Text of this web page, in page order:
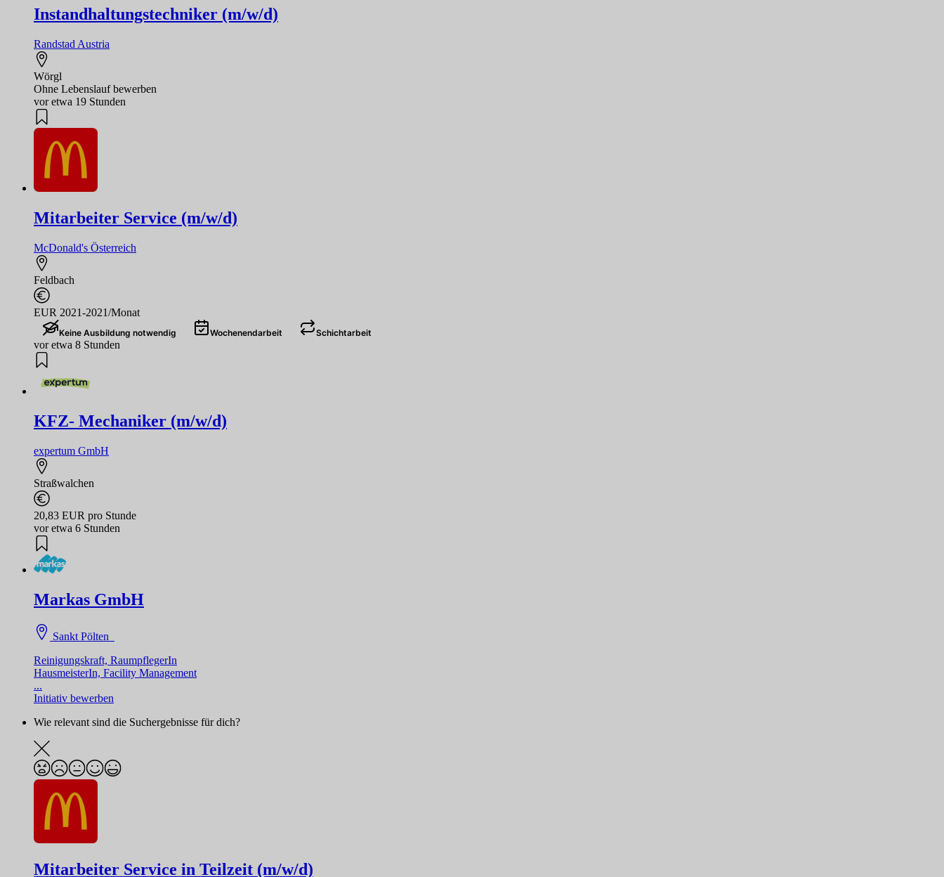
Instandhaltungstechniker (m/w/d)
Randstad Austria
Wörgl
Ohne Lebenslauf bewerben
vor etwa 19 Stunden
Mitarbeiter Service (m/w/d)
McDonald's Österreich
Feldbach
EUR 2021-2021/Monat
Keine Ausbildung notwendig Wochenendarbeit Schichtarbeit
vor etwa 8 Stunden
KFZ- Mechaniker (m/w/d)
expertum GmbH
Straßwalchen
20,83 EUR pro Stunde
vor etwa 6 Stunden
Markas GmbH
Sankt Pölten
Reinigungskraft, RaumpflegerIn
HausmeisterIn, Facility Management
...
Initiativ bewerben
Wie relevant sind die Suchergebnisse für dich?
Mitarbeiter Service in Teilzeit (m/w/d)